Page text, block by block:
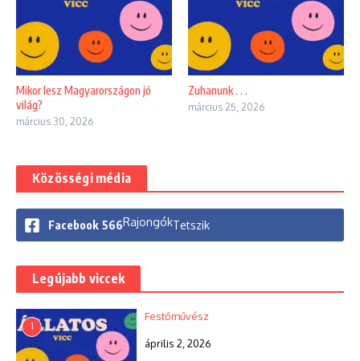
Mikor lesz Magyarországon jó
világ?
március 30, 2026
Zuhanunk . . .
március 25, 2026
Közösségi média
Facebook 566RajongókTetszik
Legújabb viccek
1
Festőművész
április 2, 2026